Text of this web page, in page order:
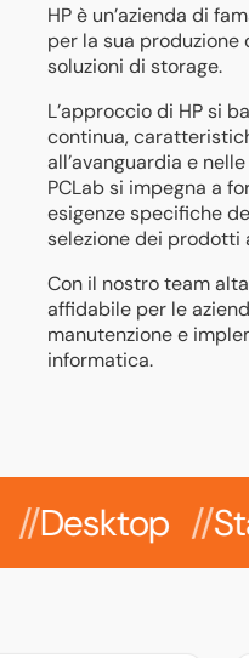
HP è un’azienda di
per la sua
soluzioni di storage.
L’approccio di HP si
continua,
all’avanguardia e
PCLab si impegna a
esigenze specifiche
selezione dei
Con il nostro team
affidabile per le
manutenzione e
informatica.